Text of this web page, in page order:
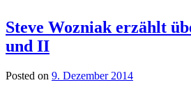
Steve Wozniak erzählt
und II
Posted on 9. Dezember 2014